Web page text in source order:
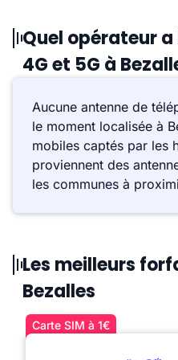
Quel opérateur
4G et 5G à
Aucune antenne de
le moment localisée à
mobiles captés par les
proviennent des
les communes à
Les meilleurs
Bezalles
Carte SIM à 1€